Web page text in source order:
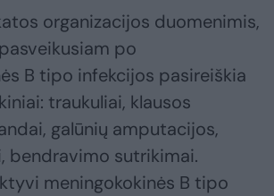
organizacijos duomenimis,
po
B tipo infekcijos pasireiškia
traukuliai, klausos
galūnių amputacijos,
bendravimo sutrikimai.
meningokokinės B tipo